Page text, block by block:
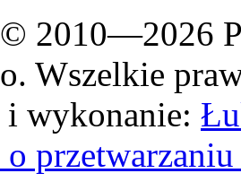
2010—2026
Wszelkie
wykonanie: